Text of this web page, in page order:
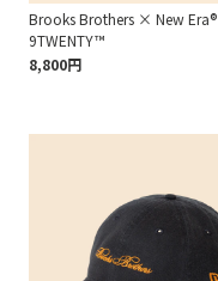
Brooks Brothers × New Era®
9TWENTY™
8,800円